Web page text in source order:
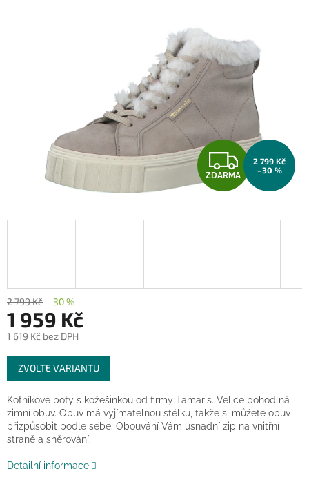
Z
D
A
ZDARMA
2 799 Kč
–30 %
2 799 Kč –30 %
1 959 Kč
1 619 Kč bez DPH
Měrná
cena:
ZVOLTE VARIANTU
Kotníkové boty s kožešinkou od firmy Tamaris. Velice pohodlná
zimní obuv. Obuv má vyjímatelnou stélku, takže si můžete obuv
přizpůsobit podle sebe. Obouvání Vám usnadní zip na vnitřní
straně a sněrování.
Detailní informace